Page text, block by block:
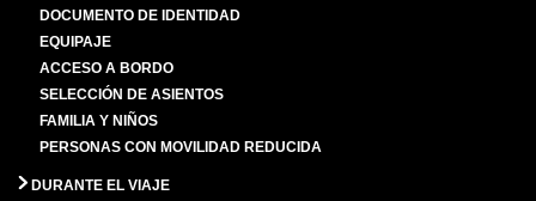
DOCUMENTO DE IDENTIDAD
EQUIPAJE
ACCESO A BORDO
SELECCIÓN DE ASIENTOS
FAMILIA Y NIÑOS
PERSONAS CON MOVILIDAD REDUCIDA
DURANTE EL VIAJE